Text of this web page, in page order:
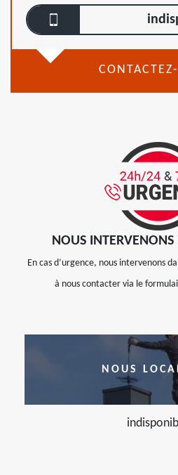
NOUS
En cas d’urgence, nous intervenons
à nous contacter via le
NOUS